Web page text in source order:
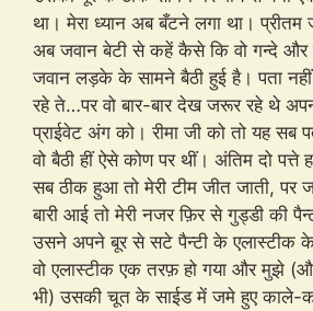
था। मेरा ध्यान अब बँटने लगा था। प्रीतम
अब जवान बेटी से कहें कैसे कि वो गन्दे और
जवान लड़के के सामने बैठी हुई है। पता
रहे ते…पर वो बार-बार देख जरूर रहे थे
प्राईवेट अंग को। रीमा जी को तो यह सब
वो बैठी हीं ऐसे कोण पर थीं। अंतिम दो
सब ठीक हुआ तो मेरी टीम जीत जाती,
बारी आई तो मेरी नजर फ़िर से गुड्डी की
उसने अपने बूर से सटे पैन्टी के एलास्टीक
वो एलास्टीक एक तरफ़ हो गया और मुझे
भी) उसकी चूत के साईड में जमे हुए काले-